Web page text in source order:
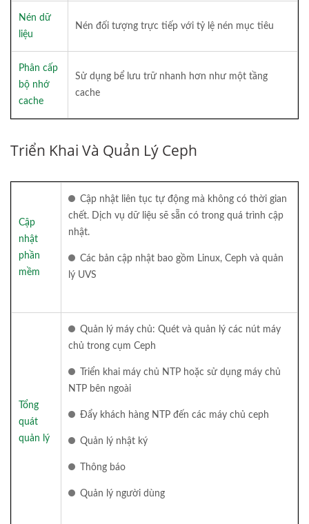
Nén dữ
liệu
Nén đối tượng trực tiếp với tỷ lệ nén mục tiêu
Phân cấp
bộ nhớ
cache
Sử dụng bể lưu trữ nhanh hơn như một tầng
cache
Triển Khai Và Quản Lý Ceph
Cập
nhật
phần
mềm
Cập nhật liên tục tự động mà không có thời gian
chết. Dịch vụ dữ liệu sẽ sẵn có trong quá trình cập
nhật.
Các bản cập nhật bao gồm Linux, Ceph và quản
lý UVS
Tổng
quát
quản lý
Quản lý máy chủ: Quét và quản lý các nút máy
chủ trong cụm Ceph
Triển khai máy chủ NTP hoặc sử dụng máy chủ
NTP bên ngoài
Đẩy khách hàng NTP đến các máy chủ ceph
Quản lý nhật ký
Thông báo
Quản lý người dùng